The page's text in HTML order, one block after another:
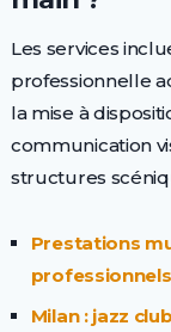
Les services
professionnelle
la mise à
communication
structures
Prestations
Milan : jazz